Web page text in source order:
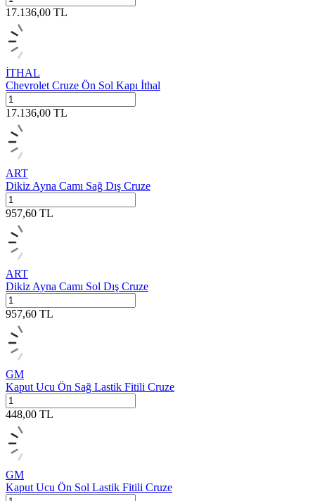
17.136,00 TL
İTHAL
Chevrolet Cruze Ön Sol Kapı İthal
17.136,00 TL
ART
Dikiz Ayna Camı Sağ Dış Cruze
957,60 TL
ART
Dikiz Ayna Camı Sol Dış Cruze
957,60 TL
GM
Kaput Ucu Ön Sağ Lastik Fitili Cruze
448,00 TL
GM
Kaput Ucu Ön Sol Lastik Fitili Cruze